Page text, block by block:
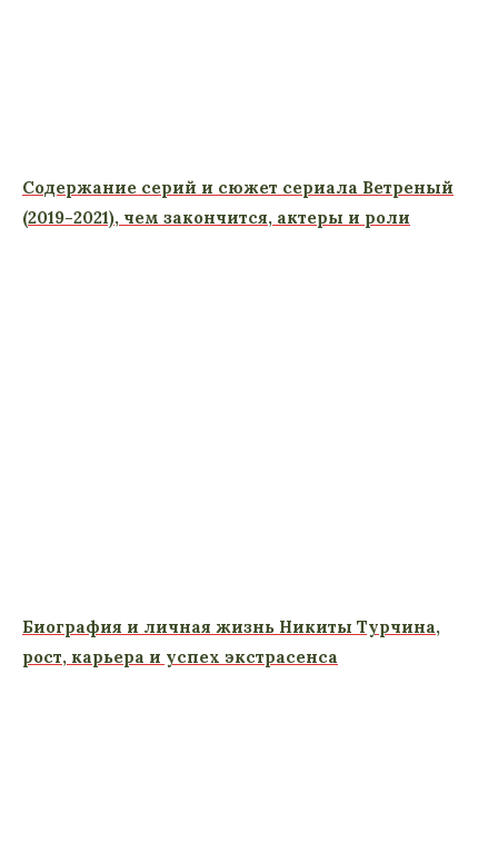
Содержание серий и сюжет сериала Ветреный
(2019-2021), чем закончится, актеры и роли
Биография и личная жизнь Никиты Турчина,
рост, карьера и успех экстрасенса